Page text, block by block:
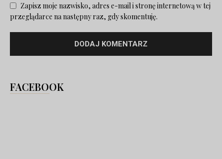
Zapisz moje nazwisko, adres e-mail i stronę internetową w tej
przeglądarce na następny raz, gdy skomentuję.
FACEBOOK